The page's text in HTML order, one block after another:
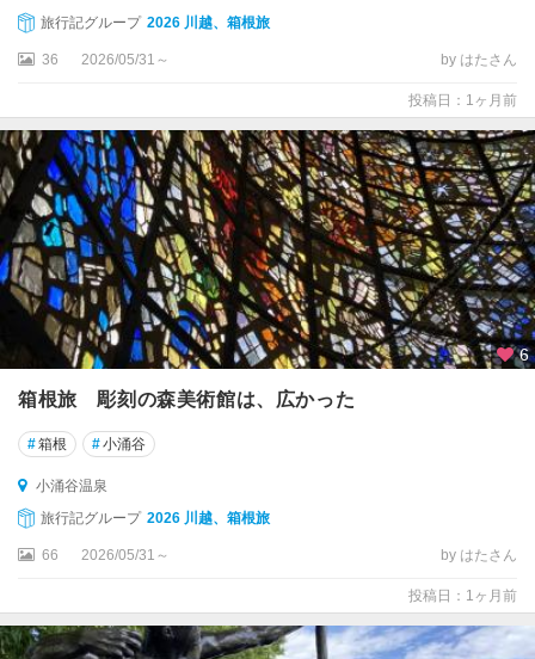
小
温
泉
強
羅
温
泉
仙
元
箱
根
・
芦
ノ
辺
旅行記グループ 2026 川越、箱根旅
36 2026/05/31～ by はたさん
投稿日：1ヶ月前
6
箱根旅 彫刻の森美術館は、広かった
#箱根 #小涌谷
小涌谷温泉
旅行記グループ 2026 川越、箱根旅
66 2026/05/31～ by はたさん
投稿日：1ヶ月前